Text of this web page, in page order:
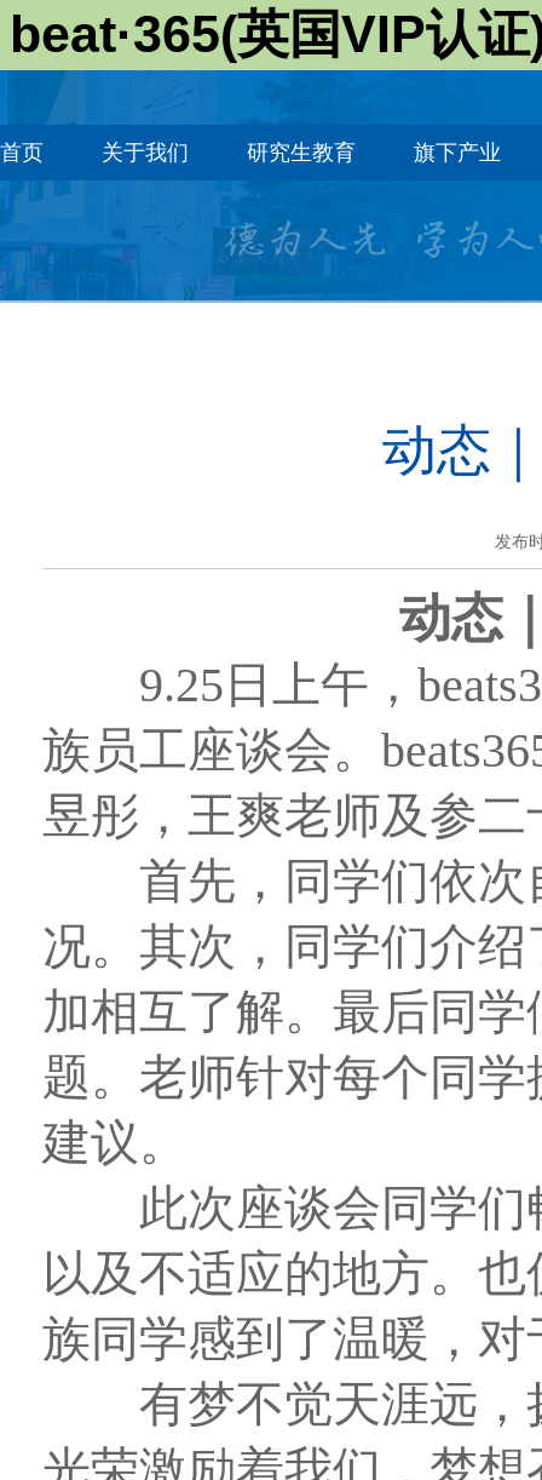
beat·365(英国VIP认
首页 关于我们 研究生教育 旗下产业
动​态
发布
动态
9.25 日上午，
族员工座谈会。
昱彤，王爽老师及参
首先，同学们依
况。其次，同学们介
加相互了解。最后同
题。老师针对每个同
建议。
此次座谈会同学们
以及不适应的地方。
族同学感到了温暖，
有梦不觉天涯远，